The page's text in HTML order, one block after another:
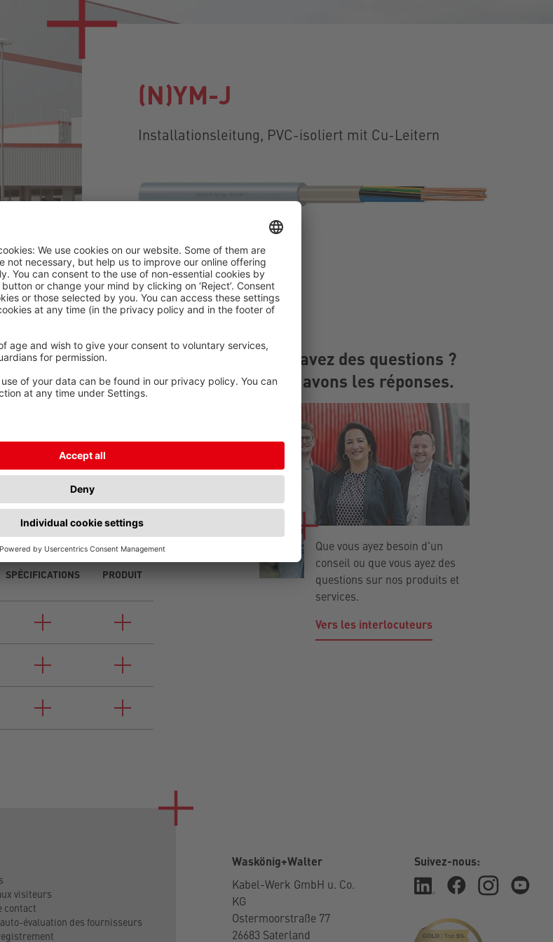
(N)YM-J
Installationsleitung, PVC-isoliert mit Cu-Leitern
Détails
de
et sur-longueurs
SPÉCIFICATIONS PRODUIT
Vous avez des questions ?
Nous avons les réponses.
Que vous ayez besoin d'un
conseil ou que vous ayez des
questions sur nos produits et
services.
Vers les interlocuteurs
visiteurs
contact
évaluation des fournisseurs
Waskönig+Walter
Kabel-Werk GmbH u. Co.
KG
Ostermoorstraße 77
26683 Saterland
Suivez-nous: